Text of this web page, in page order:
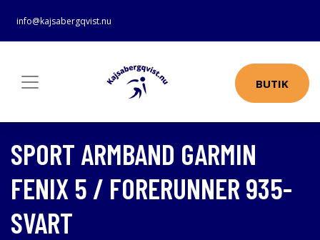
info@kajsabergqvist.nu
BUTIK
SPORT ARMBAND GARMIN
FENIX 5 / FORERUNNER 935-
SVART